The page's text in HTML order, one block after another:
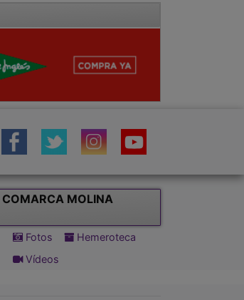
COMARCA MOLINA
Fotos
Hemeroteca
Vídeos